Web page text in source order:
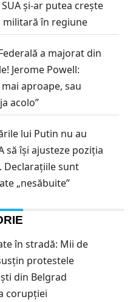
și-ar putea crește
militară în regiune
a majorat din
Jerome Powell:
aproape, sau
acolo”
lui Putin nu au
să își ajusteze poziția
Declarațiile sunt
„nesăbuite”
în stradă: Mii de
protestele
din Belgrad
corupției